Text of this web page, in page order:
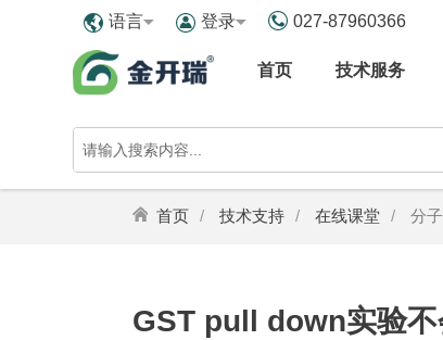
首页 技术服务
语言 登录 027-87960366
首页 技术支持 在线课堂 分
GST pull down实验不